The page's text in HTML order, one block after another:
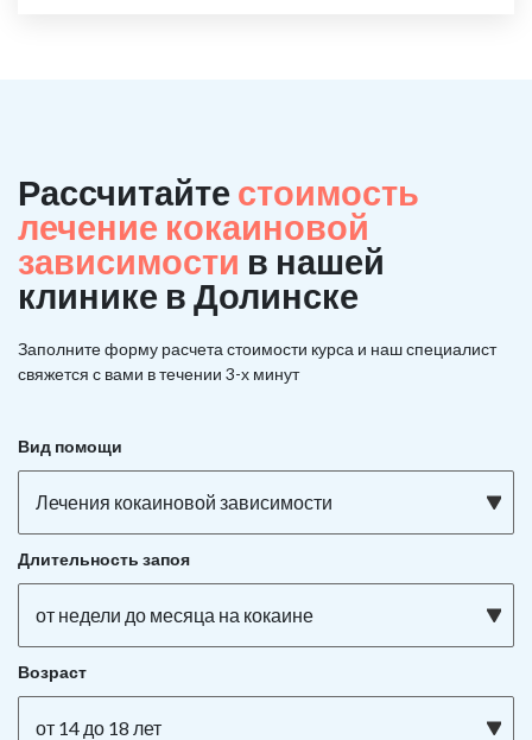
Рассчитайте стоимость
лечение кокаиновой
зависимости в нашей
клинике в Долинске
Заполните форму расчета стоимости курса и наш специалист
свяжется с вами в течении 3-х минут
Вид помощи
Лечения кокаиновой зависимости
Длительность запоя
от недели до месяца на кокаине
Возраст
от 14 до 18 лет